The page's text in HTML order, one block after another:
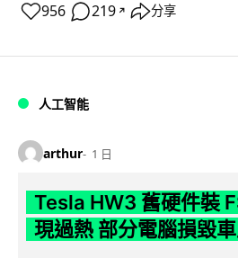
956 219 ↗ 分享
人工智能
arthur 1 日
Tesla HW3 舊硬件裝
現過熱 部分電腦損毀